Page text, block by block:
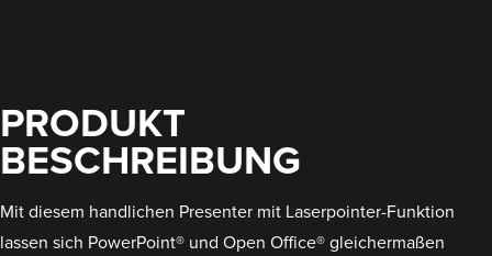
PRODUKT
BESCHREIBUNG
Mit diesem handlichen Presenter mit Laserpointer-Funktion
lassen sich PowerPoint® und Open Office® gleichermaßen